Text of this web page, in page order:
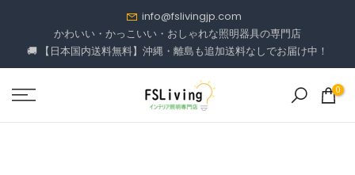
ン
ツ
進
info@fslivingjp.com
かわいい・かっこいい・おしゃれな照明器具の専門店
🚚 【日本国内送料無料】沖縄・離島も追加送料なしでお届け中！
0